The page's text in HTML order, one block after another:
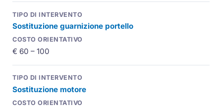
Sostituzione guarnizione portello
€ 60 – 100
Sostituzione motore